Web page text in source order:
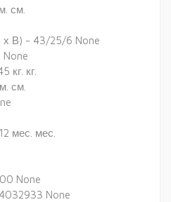
см.
В) - 43/25/6 None
None
кг. кг.
см.
мес. мес.
None
None